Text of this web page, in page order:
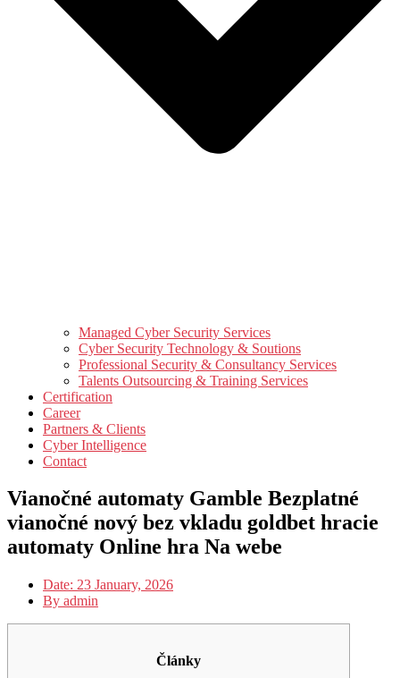
Managed Cyber Security Services
Cyber Security Technology & Soutions
Professional Security & Consultancy Services
Talents Outsourcing & Training Services
Certification
Career
Partners & Clients
Cyber Intelligence
Contact
Vianočné automaty Gamble Bezplatné
vianočné nový bez vkladu goldbet hracie
automaty Online hra Na webe
Date: 23 January, 2026
By admin
Články